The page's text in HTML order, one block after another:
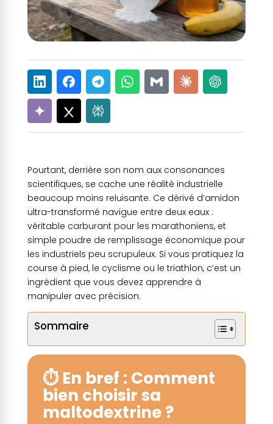
Pourtant, derrière son nom aux consonances
scientifiques, se cache une réalité industrielle
beaucoup moins reluisante. Ce dérivé d’amidon
ultra-transformé navigue entre deux eaux :
véritable carburant pour les marathoniens, et
simple poudre de remplissage économique pour
les industriels peu scrupuleux. Si vous pratiquez la
course à pied, le cyclisme ou le triathlon, c’est un
ingrédient que vous devez apprendre à
manipuler avec précision.
Sommaire
⏱️ En bref : Comment
bien choisir sa
maltodextrine ?